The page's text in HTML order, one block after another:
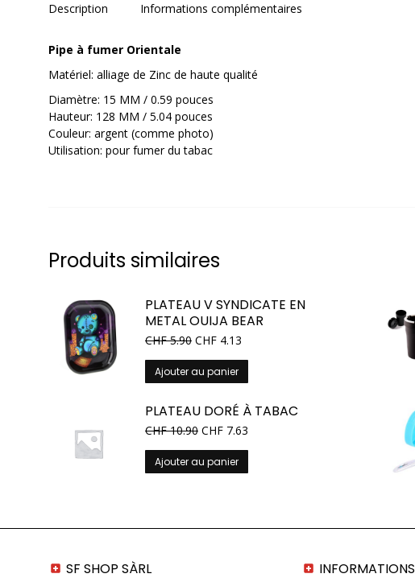
Description Informations complémentaires
Pipe à fumer Orientale
Matériel: alliage de Zinc de haute qualité
Diamètre: 15 MM / 0.59 pouces
Hauteur: 128 MM / 5.04 pouces
Couleur: argent (comme photo)
Utilisation: pour fumer du tabac
Produits similaires
PLATEAU V SYNDICATE EN
METAL OUIJA BEAR
CHF5.90 CHF 4.13
Ajouter au panier
PLATEAU DORÉ À TABAC
CHF10.90 CHF 7.63
Ajouter au panier
SF SHOP SÀRL INFORMATIONS